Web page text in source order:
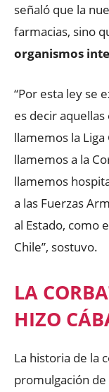
señaló que la
farmacias, sino
organismos
“Por esta ley se
es decir
llamemos la Liga
llamemos a la
llamemos
a las Fuerzas
al Estado, como
Chile”, sostuvo.
LA
HIZO
La historia de la
promulgación